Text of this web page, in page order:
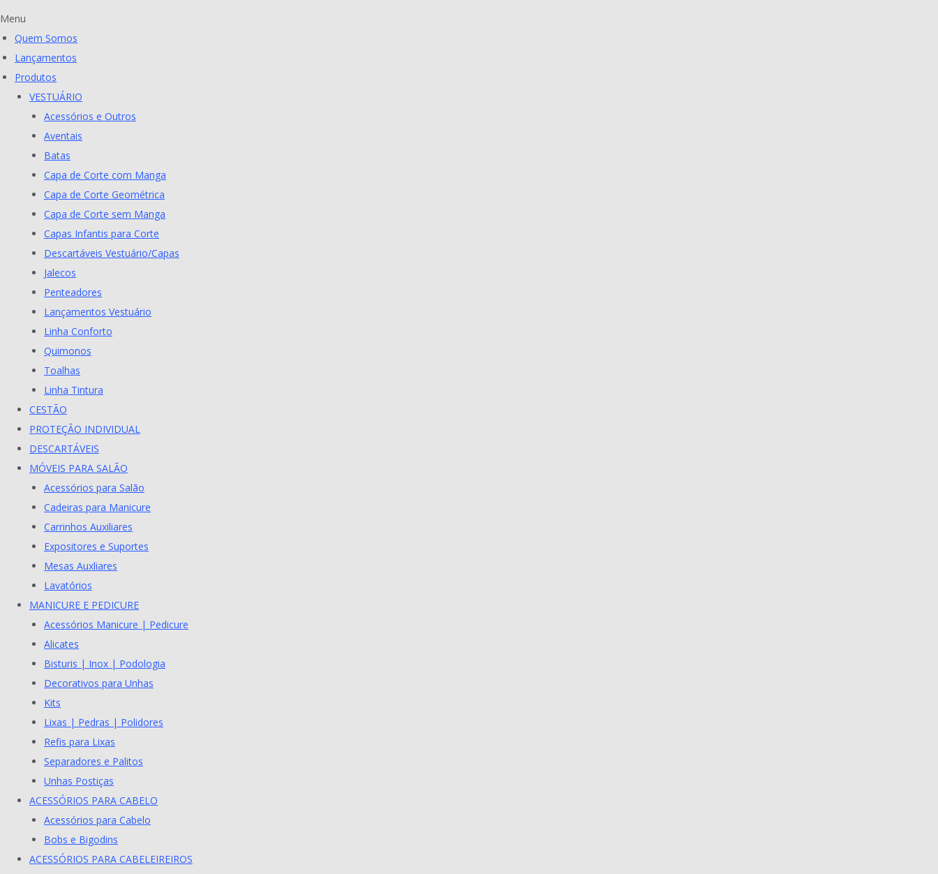
Menu
Quem Somos
Lançamentos
Produtos
VESTUÁRIO
Acessórios e Outros
Aventais
Batas
Capa de Corte com Manga
Capa de Corte Geométrica
Capa de Corte sem Manga
Capas Infantis para Corte
Descartáveis Vestuário/Capas
Jalecos
Penteadores
Lançamentos Vestuário
Linha Conforto
Quimonos
Toalhas
Linha Tintura
CESTÃO
PROTEÇÃO INDIVIDUAL
DESCARTÁVEIS
MÓVEIS PARA SALÃO
Acessórios para Salão
Cadeiras para Manicure
Carrinhos Auxiliares
Expositores e Suportes
Mesas Auxliares
Lavatórios
MANICURE E PEDICURE
Acessórios Manicure | Pedicure
Alicates
Bisturis | Inox | Podologia
Decorativos para Unhas
Kits
Lixas | Pedras | Polidores
Refis para Lixas
Separadores e Palitos
Unhas Postiças
ACESSÓRIOS PARA CABELO
Acessórios para Cabelo
Bobs e Bigodins
ACESSÓRIOS PARA CABELEIREIROS